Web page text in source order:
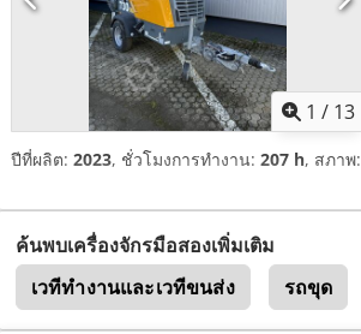
1 / 13
ปีที่ผลิต: 2023, ชั่วโมงการทำงาน: 207 h, สภาพ:
ค้นพบเครื่องจักรมือสองเพิ่มเติม
เวทีทำงานและเวทีขนส่ง
รถขุด